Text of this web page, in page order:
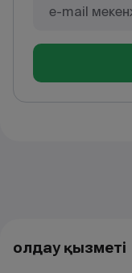
Қолдау қызметі